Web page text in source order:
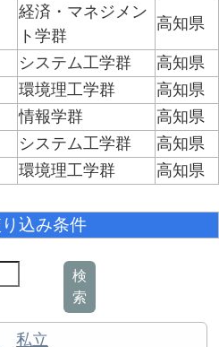
経済・マネジメン
ト学群
高知県
システム工学群
高知県
環境理工学群
高知県
情報学群
高知県
システム工学群
高知県
環境理工学群 高知県
込み条件
検
索
私立